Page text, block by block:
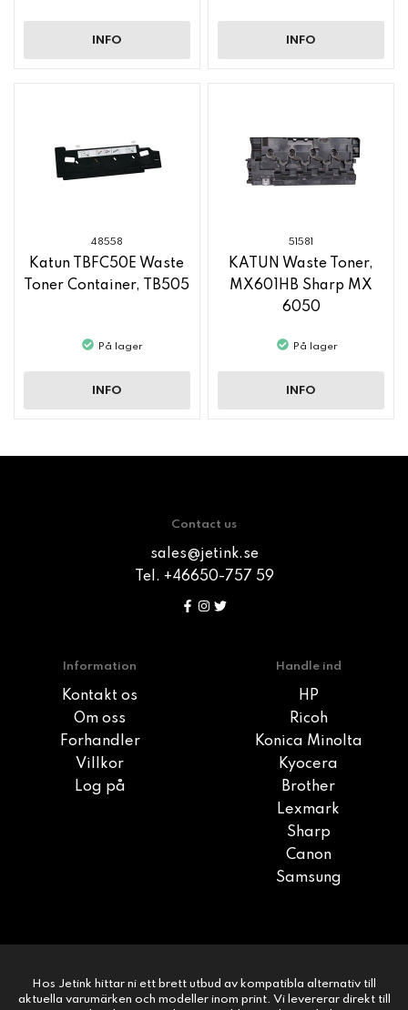
INFO INFO
48558
Katun TBFC50E Waste
Toner Container, TB505
På lager
INFO
51581
KATUN Waste Toner,
MX601HB Sharp MX
6050
På lager
INFO
Contact us
sales@jetink.se
Tel. +46650-757 59
Information
Kontakt os
Om oss
Forhandler
Villkor
Log på
Handle ind
HP
Ricoh
Konica Minolta
Kyocera
Brother
Lexmark
Sharp
Canon
Samsung
Hos Jetink hittar ni ett brett utbud av kompatibla alternativ till
aktuella varumärken och modeller inom print. Vi levererar direkt till